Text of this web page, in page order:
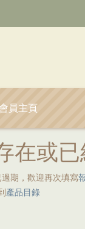
員主頁
在或
期，歡迎再次填寫
產品目錄